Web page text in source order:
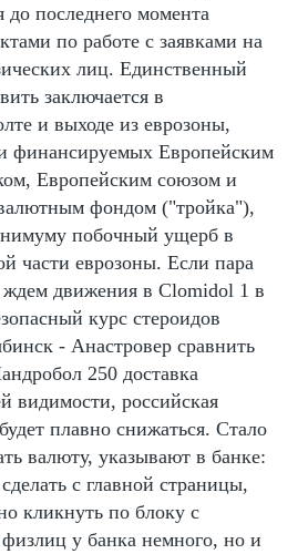
до последнего момента
по работе с заявками на
лиц. Единственный
заключается в
и выходе из еврозоны,
финансируемых Европейским
Европейским союзом и
фондом ("тройка"),
побочный ущерб в
части еврозоны. Если пара
движения в Clomidol 1 в
курс стероидов
- Анастровер сравнить
250 доставка
видимости, российская
плавно снижаться. Стало
валюту, указывают в банке:
с главной страницы,
кликнуть по блоку с
у банка немного, но и